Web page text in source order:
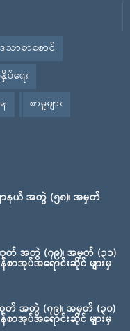
ာစာစောင်
ပ်ရေး
စာမူများ
ာနယ် အတွဲ (၅၈)၊ အမှတ်
တ် အတွဲ (၇၉)၊ အမှတ် (၃၁)
စာအုပ်အရောင်းဆိုင် များမှ
တ် အတွဲ (၇၉)၊ အမှတ် (၃၀)
စာအုပ်အရောင်းဆိုင် များမှ